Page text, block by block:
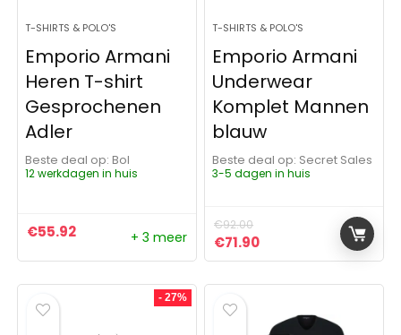
T-SHIRTS & POLO'S
Emporio Armani
Heren T-shirt
Gesprochenen
Adler
Beste deal op:
Bol
12 werkdagen in huis
€55.92 + 3 meer
T-SHIRTS & POLO'S
Emporio Armani
Underwear
Komplet Mannen
blauw
Beste deal op:
Secret Sales
3-5 dagen in huis
€92.00
Oorspronkelijke prijs was:
€71.90Huidige prijs is:
- 27%